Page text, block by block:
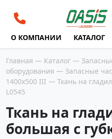
О КОМПАНИИ КАТАЛОГ
Главная — Каталог —
оборудования — Запасные
1400х500 III — Ткань на
L0545
Ткань на
большая с